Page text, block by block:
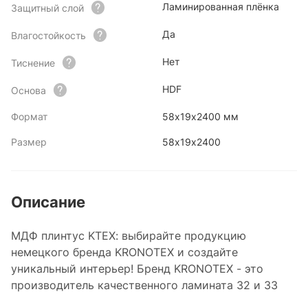
Защитный слой Ламинированная плёнка
Влагостойкость Да
Тиснение Нет
Основа HDF
Формат 58х19х2400 мм
Размер 58х19х2400
Описание
МДФ плинтус KTEX: выбирайте продукцию
немецкого бренда KRONOTEX и создайте
уникальный интерьер! Бренд KRONOTEX - это
производитель качественного ламината 32 и 33